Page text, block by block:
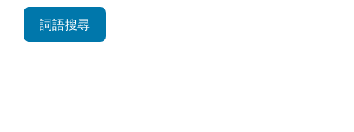
詞語搜尋